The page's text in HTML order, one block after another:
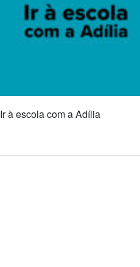
Ir à escola com a Adília